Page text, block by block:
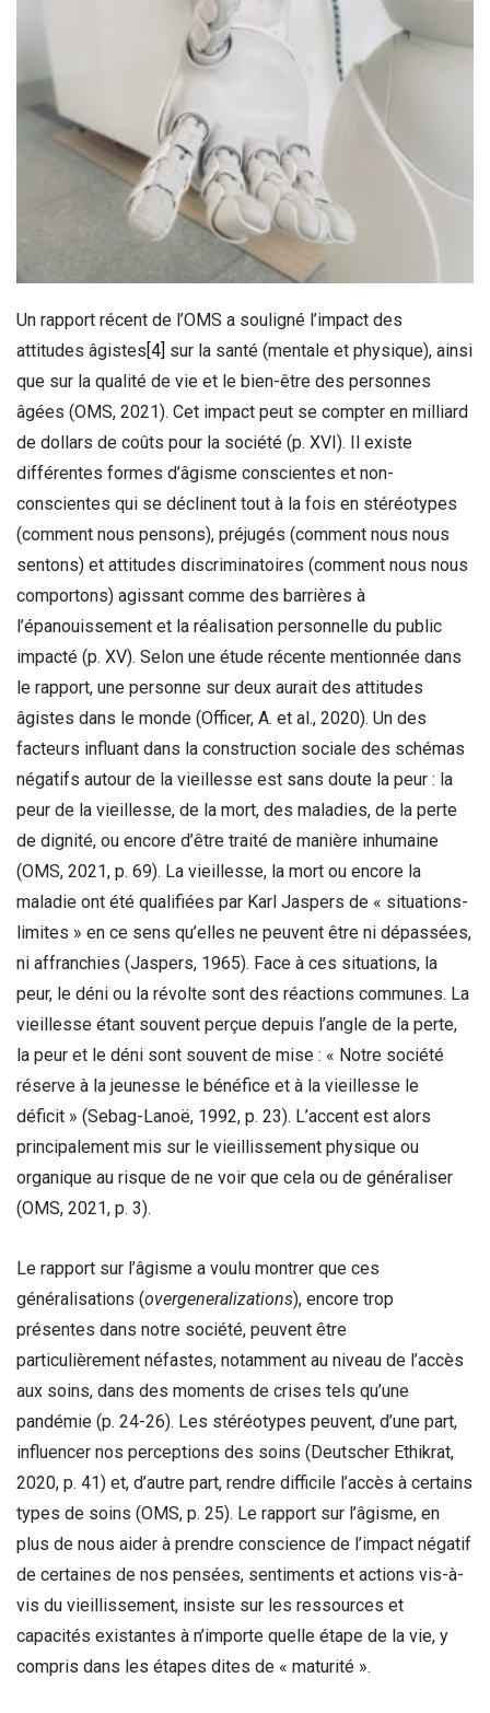
Un rapport récent de l’OMS a souligné l’impact des
attitudes âgistes[4] sur la santé (mentale et physique), ainsi
que sur la qualité de vie et le bien-être des personnes
âgées (OMS, 2021). Cet impact peut se compter en milliard
de dollars de coûts pour la société (p. XVI). Il existe
différentes formes d’âgisme conscientes et non-
conscientes qui se déclinent tout à la fois en stéréotypes
(comment nous pensons), préjugés (comment nous nous
sentons) et attitudes discriminatoires (comment nous nous
comportons) agissant comme des barrières à
l’épanouissement et la réalisation personnelle du public
impacté (p. XV). Selon une étude récente mentionnée dans
le rapport, une personne sur deux aurait des attitudes
âgistes dans le monde (Officer, A. et al., 2020). Un des
facteurs influant dans la construction sociale des schémas
négatifs autour de la vieillesse est sans doute la peur : la
peur de la vieillesse, de la mort, des maladies, de la perte
de dignité, ou encore d’être traité de manière inhumaine
(OMS, 2021, p. 69). La vieillesse, la mort ou encore la
maladie ont été qualifiées par Karl Jaspers de « situations-
limites » en ce sens qu’elles ne peuvent être ni dépassées,
ni affranchies (Jaspers, 1965). Face à ces situations, la
peur, le déni ou la révolte sont des réactions communes. La
vieillesse étant souvent perçue depuis l’angle de la perte,
la peur et le déni sont souvent de mise : « Notre société
réserve à la jeunesse le bénéfice et à la vieillesse le
déficit » (Sebag-Lanoë, 1992, p. 23). L’accent est alors
principalement mis sur le vieillissement physique ou
organique au risque de ne voir que cela ou de généraliser
(OMS, 2021, p. 3).
Le rapport sur l’âgisme a voulu montrer que ces
généralisations (overgeneralizations), encore trop
présentes dans notre société, peuvent être
particulièrement néfastes, notamment au niveau de l’accès
aux soins, dans des moments de crises tels qu’une
pandémie (p. 24-26). Les stéréotypes peuvent, d’une part,
influencer nos perceptions des soins (Deutscher Ethikrat,
2020, p. 41) et, d’autre part, rendre difficile l’accès à certains
types de soins (OMS, p. 25). Le rapport sur l’âgisme, en
plus de nous aider à prendre conscience de l’impact négatif
de certaines de nos pensées, sentiments et actions vis-à-
vis du vieillissement, insiste sur les ressources et
capacités existantes à n’importe quelle étape de la vie, y
compris dans les étapes dites de « maturité ».